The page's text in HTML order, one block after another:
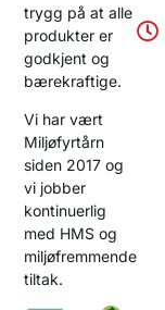
trygg på at alle
produkter er
godkjent og
bærekraftige.
Vi har vært
Miljøfyrtårn
siden 2017 og
vi jobber
kontinuerlig
med HMS og
miljøfremmende
tiltak.